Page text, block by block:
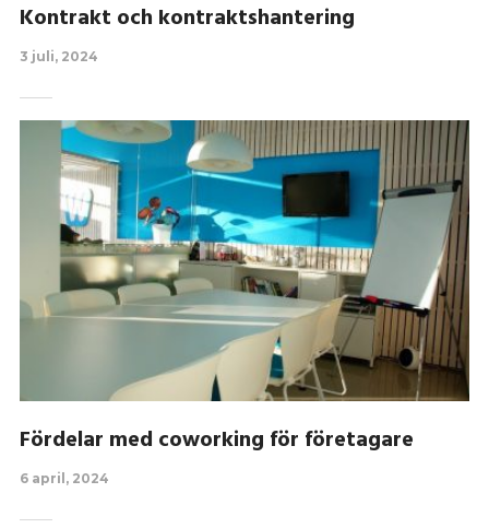
Kontrakt och kontraktshantering
3 juli, 2024
Fördelar med coworking för företagare
6 april, 2024